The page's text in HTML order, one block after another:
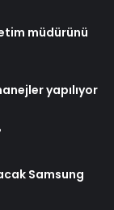
müdürünü
yapılıyor
Samsung